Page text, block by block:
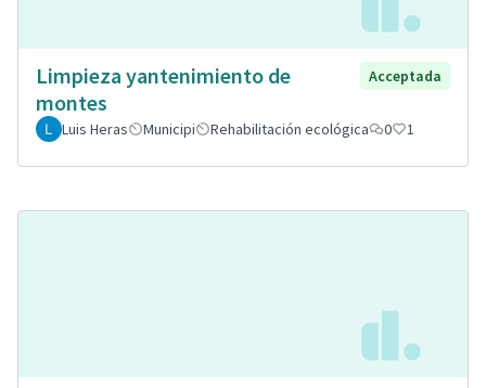
Limpieza yantenimiento de
montes
Acceptada
Luis Heras Municipi Rehabilitación ecológica 0 1